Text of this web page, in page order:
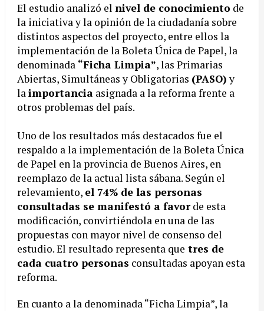
El estudio analizó el nivel de conocimiento de
la iniciativa y la opinión de la ciudadanía sobre
distintos aspectos del proyecto, entre ellos la
implementación de la Boleta Única de Papel, la
denominada “Ficha Limpia”, las Primarias
Abiertas, Simultáneas y Obligatorias (PASO)y
laimportancia asignada a la reforma frente a
otros problemas del país.
Uno de los resultados más destacados fue el
respaldo a la implementación de la Boleta Única
de Papel en la provincia de Buenos Aires, en
reemplazo de la actual lista sábana. Según el
relevamiento, el 74% de las personas
consultadas se manifestó a favorde esta
modificación, convirtiéndola en una de las
propuestas con mayor nivel de consenso del
estudio. El resultado representa que tres de
cada cuatro personas consultadas apoyan esta
reforma.
En cuanto a la denominada “Ficha Limpia”, la